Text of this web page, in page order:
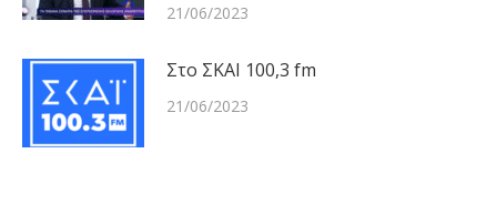
21/06/2023
Στο ΣΚΑΙ 100,3 fm
21/06/2023